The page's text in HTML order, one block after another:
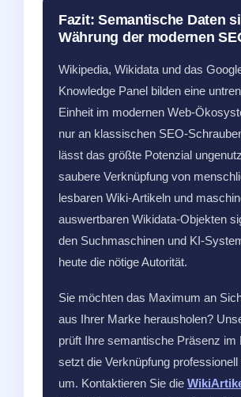
Fazit: Semantische Daten
Währung der modernen
Wikipedia, Wikidata und das
Knowledge Panel bilden eine
Einheit im modernen Web-
nur an klassischen SEO-
lässt das größte Potenzial
saubere Verknüpfung von
lesbaren Wiki-Artikeln und
auswertbaren Wikidata-Objekten
den Suchmaschinen und KI-
heute die nötige Autorität.
Sie möchten das Maximum an
aus Ihrer Marke herausholen?
prüft Ihre semantische Präsenz im
setzt die Verknüpfung professionell
um. Kontaktieren Sie die